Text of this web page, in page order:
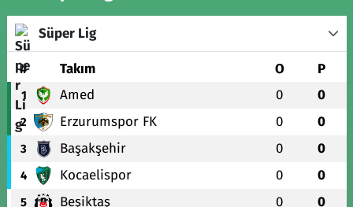
Süper Lig
# Takım O P
1 Amed 0 0
2 Erzurumspor FK 0 0
3 Başakşehir 0 0
4 Kocaelispor 0 0
5 Beşiktaş 0 0